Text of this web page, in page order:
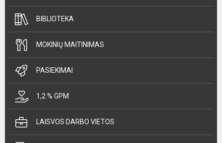
BIBLIOTEKA
MOKINIŲ MAITINIMAS
PASIEKIMAI
1,2 % GPM
LAISVOS DARBO VIETOS